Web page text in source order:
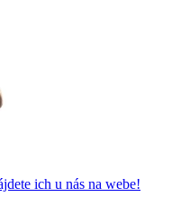
ich u nás na webe!